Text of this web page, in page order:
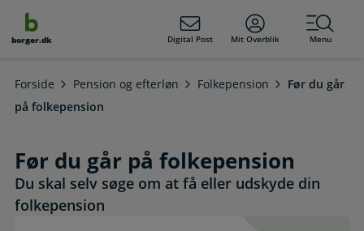
borger.dk Digital Post Mit Overblik Menu
Forside Pension og efterløn Folkepension
Før du går
på folkepension
Før du går på folkepension
Du skal selv søge om at få eller udskyde din
folkepension